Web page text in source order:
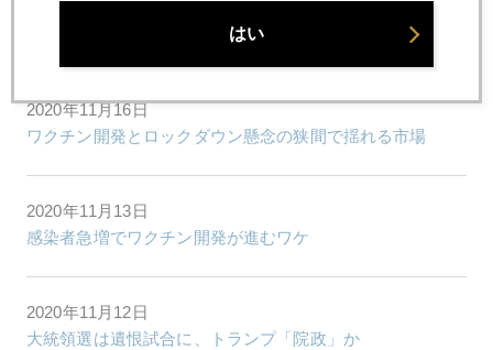
2020年11月16日
ワクチン開発とロックダウン懸念の狭間で揺れる市場
2020年11月13日
感染者急増でワクチン開発が進むワケ
2020年11月12日
大統領選は遺恨試合に、トランプ「院政」か
はい